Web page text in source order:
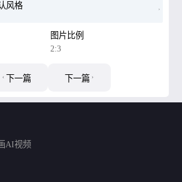
风格
图片比例
2:3
下一篇 下一篇
AI视频